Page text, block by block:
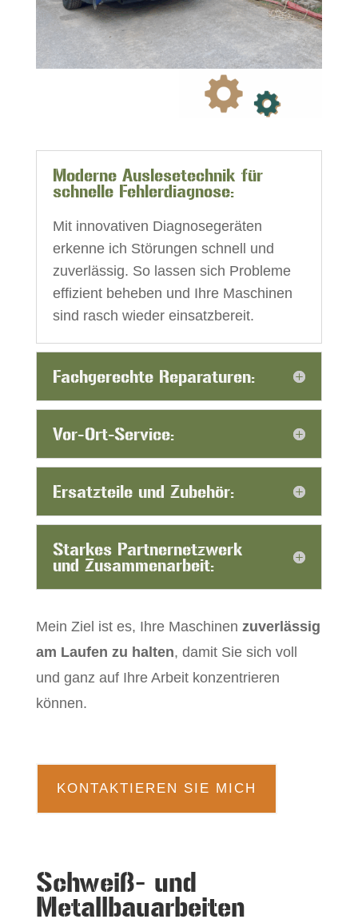
Moderne Auslesetechnik für
schnelle Fehlerdiagnose:
Mit innovativen Diagnosegeräten
erkenne ich Störungen schnell und
zuverlässig. So lassen sich Probleme
effizient beheben und Ihre Maschinen
sind rasch wieder einsatzbereit.
Fachgerechte Reparaturen:
Vor-Ort-Service:
Ersatzteile und Zubehör:
Starkes Partnernetzwerk
und Zusammenarbeit:
Mein Ziel ist es, Ihre Maschinen zuverlässig
am Laufen zu halten, damit Sie sich voll
und ganz auf Ihre Arbeit konzentrieren
können.
KONTAKTIEREN SIE MICH
Schweiß- und
Metallbauarbeiten